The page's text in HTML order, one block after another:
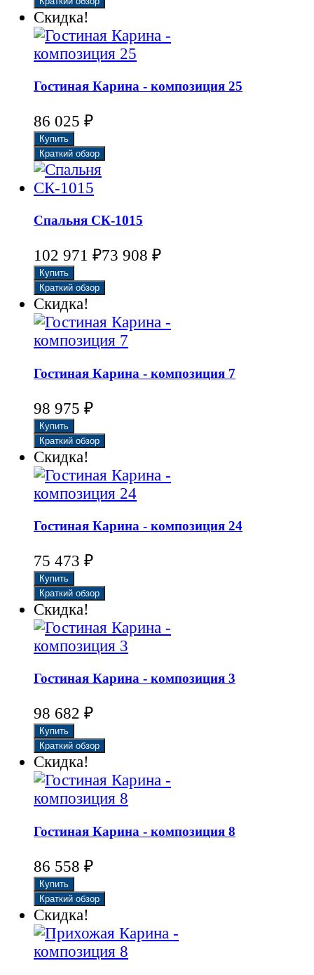
Скидка!
Гостиная Карина - композиция 25
86 025 ₽
Спальня СК-1015
102 971 ₽73 908 ₽
Скидка!
Гостиная Карина - композиция 7
98 975 ₽
Скидка!
Гостиная Карина - композиция 24
75 473 ₽
Скидка!
Гостиная Карина - композиция 3
98 682 ₽
Скидка!
Гостиная Карина - композиция 8
86 558 ₽
Скидка!